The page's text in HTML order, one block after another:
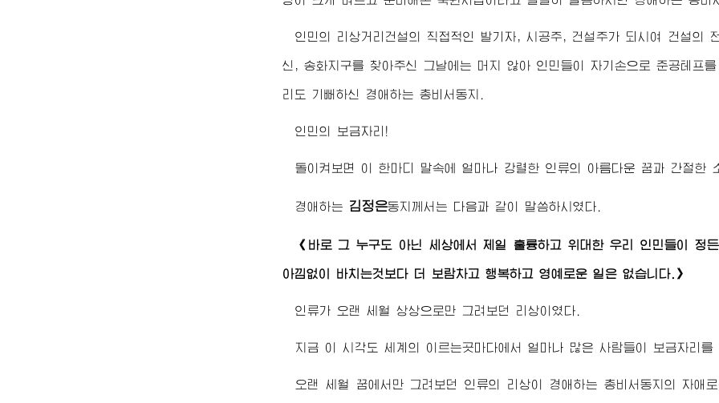
인민의 리상거리건설의 직접적인 발기자, 시공주, 건설주가 되시여 건설의
신, 송화지구를 찾아주신 그날에는 머지 않아 인민들이 자기손으로 준공테프
리도 기뻐하신 경애하는 총비서동지
인민의 보금자리!
돌이켜보면 이 한마디 말속에 얼마나 강렬한 인류의 아름다운 꿈과 간절한
경애하는 김정은동지 께서는 다음과 같이 말씀하시였다.
《바로 그 누구도 아닌 세상에서 제일 훌륭하고 위대한우리 인민들이 정
아낌없이 바치는것보다 더 보람차고 행복하고 영예로운 일은 없습니다.》
인류가 오랜 세월 상상으로만 그려보던 리상이였다.
지금 이 시각도 세계의 이르는곳마다에서 얼마나 많은 사람들이 보금자리
오랜 세월 꿈에서만 그려보던 인류의 리상이 경애하는 총비서동지 의 자애